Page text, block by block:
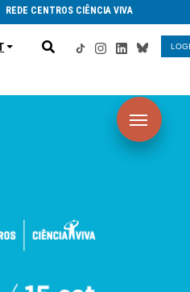
REDE CENTROS CIÊNCIA VIVA